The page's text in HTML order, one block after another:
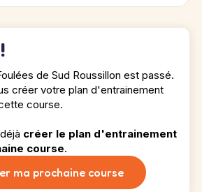
de Sud Roussillon est passé.
créer votre plan d'entrainement
course.
créer le plan d'entrainement
course.
ma prochaine course